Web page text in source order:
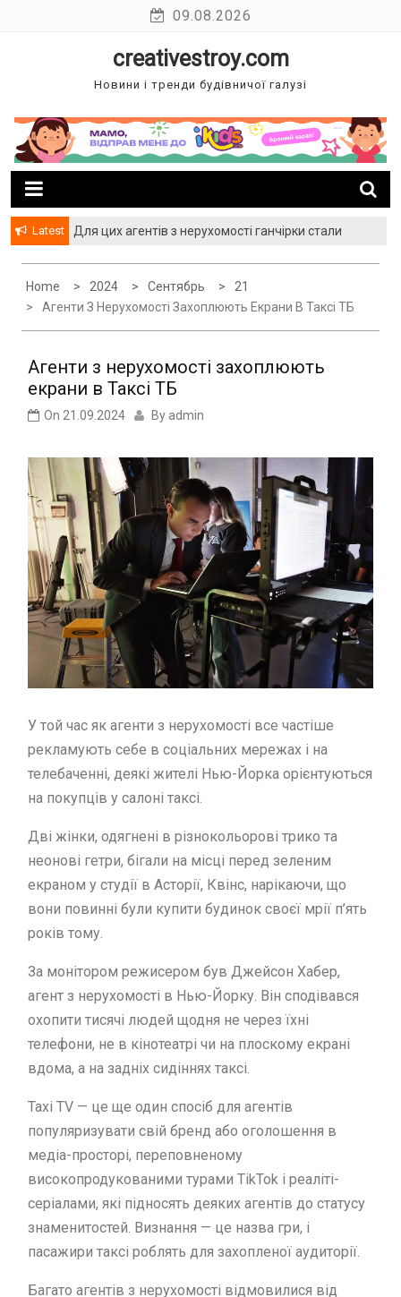
09.08.2026
creativestroy.com
Новини і тренди будівничої галузі
Latest
Для цих агентів з нерухомості ганчірки стали
Home 2024 Сентябрь
21
Агенти З Нерухомості Захоплюють Екрани В Таксі ТБ
Агенти з нерухомості захоплюють
екрани в Таксі ТБ
On 21.09.2024 By admin
У той час як агенти з нерухомості все частіше
рекламують себе в соціальних мережах і на
телебаченні, деякі жителі Нью-Йорка орієнтуються
на покупців у салоні таксі.
Дві жінки, одягнені в різнокольорові трико та
неонові гетри, бігали на місці перед зеленим
екраном у студії в Асторії, Квінс, нарікаючи, що
вони повинні були купити будинок своєї мрії п’ять
років тому.
За монітором режисером був Джейсон Хабер,
агент з нерухомості в Нью-Йорку. Він сподівався
охопити тисячі людей щодня не через їхні
телефони, не в кінотеатрі чи на плоскому екрані
вдома, а на задніх сидіннях таксі.
Taxi TV — це ще один спосіб для агентів
популяризувати свій бренд або оголошення в
медіа-просторі, переповненому
високопродукованими турами TikTok і реаліті-
серіалами, які підносять деяких агентів до статусу
знаменитостей. Визнання — це назва гри, і
пасажири таксі роблять для захопленої аудиторії.
Багато агентів з нерухомості відмовилися від